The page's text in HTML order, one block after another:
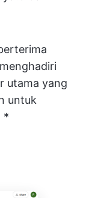
utama yang
untuk
*